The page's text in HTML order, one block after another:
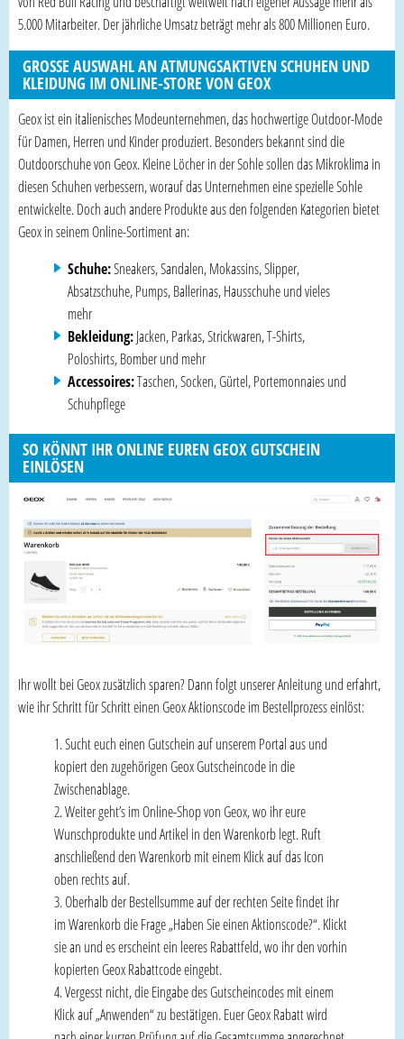
5.000 Mitarbeiter. Der jährliche Umsatz beträgt mehr als 800 Millionen Euro.
GROSSE AUSWAHL AN ATMUNGSAKTIVEN SCHUHEN UND K
LEIDUNG IM ONLINE-STORE VON GEOX
Geox ist ein italienisches Modeunternehmen, das hochwertige Outdoor-Mode
für Damen, Herren und Kinder produziert. Besonders bekannt sind die
Outdoorschuhe von Geox. Kleine Löcher in der Sohle sollen das Mikroklima in
diesen Schuhen verbessern, worauf das Unternehmen eine spezielle Sohle
entwickelte. Doch auch andere Produkte aus den folgenden Kategorien bietet
Geox in seinem Online-Sortiment an:
Schuhe:Sneakers, Sandalen, Mokassins, Slipper,
Absatzschuhe, Pumps, Ballerinas, Hausschuhe und vieles
mehr
Bekleidung:Jacken, Parkas, Strickwaren, T-Shirts,
Poloshirts, Bomber und mehr
Accessoires:Taschen, Socken, Gürtel, Portemonnaies und
Schuhpflege
SO KÖNNT IHR ONLINE EUREN GEOX GUTSCHEIN
EINLÖSEN
Ihr wollt bei Geox zusätzlich sparen? Dann folgt unserer Anleitung und erfahrt,
wie ihr Schritt für Schritt einen Geox Aktionscode im Bestellprozess einlöst:
Sucht euch einen Gutschein auf unserem Portal aus und
kopiert den zugehörigen Geox Gutscheincode in die
Zwischenablage.
Weiter geht’s im Online-Shop von Geox, wo ihr eure
Wunschprodukte und Artikel in den Warenkorb legt. Ruft
anschließend den Warenkorb mit einem Klick auf das Icon
oben rechts auf.
Oberhalb der Bestellsumme auf der rechten Seite findet ihr
im Warenkorb die Frage „Haben Sie einen Aktionscode?“. Klickt
sie an und es erscheint ein leeres Rabattfeld, wo ihr den vorhin
kopierten Geox Rabattcode eingebt.
Vergesst nicht, die Eingabe des Gutscheincodes mit einem
Klick auf „Anwenden“ zu bestätigen. Euer Geox Rabatt wird